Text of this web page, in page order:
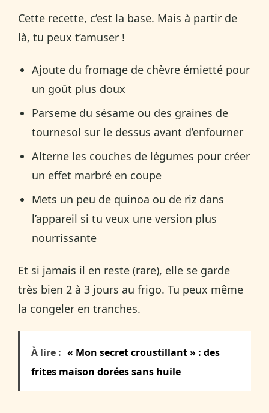
Cette recette, c’est la base. Mais à partir de
là, tu peux t’amuser !
Ajoute du fromage de chèvre émietté pour
un goût plus doux
Parseme du sésame ou des graines de
tournesol sur le dessus avant d’enfourner
Alterne les couches de légumes pour créer
un effet marbré en coupe
Mets un peu de quinoa ou de riz dans
l’appareil si tu veux une version plus
nourrissante
Et si jamais il en reste (rare), elle se garde
très bien 2 à 3 jours au frigo. Tu peux même
la congeler en tranches.
À lire : « Mon secret croustillant » : des
frites maison dorées sans huile